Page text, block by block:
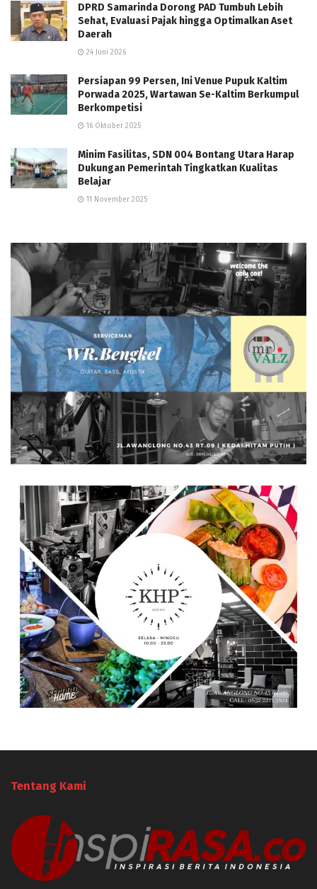
DPRD Samarinda Dorong PAD Tumbuh Lebih
Sehat, Evaluasi Pajak hingga Optimalkan Aset
Daerah
24 Juni 2026
Persiapan 99 Persen, Ini Venue Pupuk Kaltim
Porwada 2025, Wartawan Se-Kaltim Berkumpul
Berkompetisi
16 Oktober 2025
Minim Fasilitas, SDN 004 Bontang Utara Harap
Dukungan Pemerintah Tingkatkan Kualitas
Belajar
11 November 2025
Tentang Kami